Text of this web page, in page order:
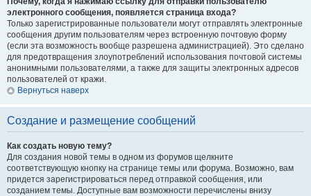
электронного сообщения, появляется страница входа?
Только зарегистрированные пользователи могут отправлять электронные
сообщения другим пользователям через встроенную почтовую форму
(если эта возможность вообще разрешена администрацией). Это сделано
для предотвращения злоупотреблений использования почтовой системы
анонимными пользователями, а также для защиты электронных адресов
пользователей от кражи.
Вернуться наверх
Создание и размещение сообщений
Как создать новую тему?
Для создания новой темы в одном из форумов щелкните
соответствующую кнопку на странице темы или форума. Возможно, вам
придется зарегистрироваться перед отправкой сообщения, или
созданием темы. Доступные вам возможности перечислены внизу